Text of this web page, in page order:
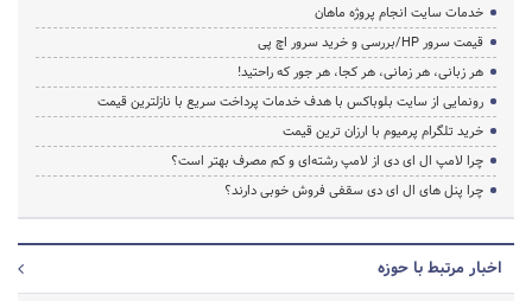
خدمات سایت انجام پروژه ماهان
قیمت سرور HP/بررسی و خرید سرور اچ پی
هر زبانی، هر زمانی، هر کجا، هر جور که راحتید!
رونمایی از سایت بلوباکس با هدف خدمات پرداخت سریع با نازلترین قیمت
خرید تلگرام پرمیوم با ارزان ترین قیمت
چرا لامپ ال ای دی از لامپ رشته‌ای و کم مصرف بهتر است؟
چرا پنل های ال ای دی سقفی فروش خوبی دارند؟
اخبار مرتبط با حوزه